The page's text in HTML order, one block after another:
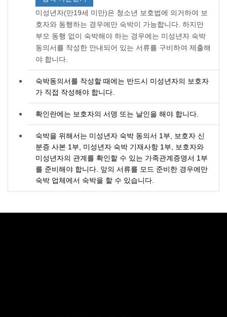
미성년자(만19세 미만)은 청소년 보호법에 의거하여 보
호자와 동행하는 경우에만 숙박이 가능합니다. 하지만
부모 동행 없이 숙박해야 하는 경우에는 미성년자 숙박
동의서를 작성한 안내되어 있는 서류를 구비하여 제출해
야 합니다.
숙박동의서를 작성할 때에는 반드시 미성년자의 보호자
가 직접 작성해야 합니다.
확인란에는 보호자의 서명 또는 날인을 해야 합니다.
숙박을 위해서는 미성년자 숙박 동의서 1부, 보호자 신
분증 사본 1부, 미성년자 숙박 기재사항 1부, 보호자와
미성년자의 관계를 확인할 수 있는 가족관계증명서 1부
를 준비해야 합니다. 앞의 서류를 모드 준비한 경우에만
숙박 업체에서 숙박을 할 수 있습니다.